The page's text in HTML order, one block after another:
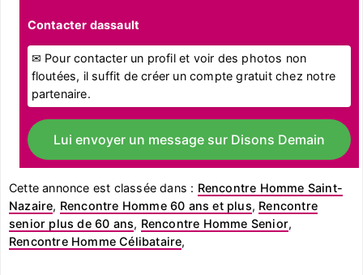
Contacter dassault
✉ Pour contacter un profil et voir des photos non
floutées, il suffit de créer un compte gratuit chez notre
partenaire.
Lui envoyer un message sur Disons Demain
Cette annonce est classée dans : Rencontre Homme Saint-
Nazaire, Rencontre Homme 60 ans et plus, Rencontre
senior plus de 60 ans, Rencontre Homme Senior,
Rencontre Homme Célibataire,